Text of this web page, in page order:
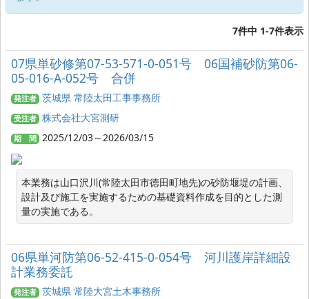
7件中 1-7件表示
07県単砂修第07-53-571-0-051号 06国補砂防第06-
05-016-A-052号 合併
発注者 茨城県 常陸太田工事事務所
受注者 株式会社大宮測研
期 間 2025/12/03～2026/03/15
本業務は山口沢川(常陸太田市徳田町地先)の砂防堰堤の計画、
設計及び施工を実施するための基礎資料作成を目的とした測
量の実施である。
06県単河防第06-52-415-0-054号 河川護岸詳細設
計業務委託
発注者 茨城県 常陸大宮土木事務所